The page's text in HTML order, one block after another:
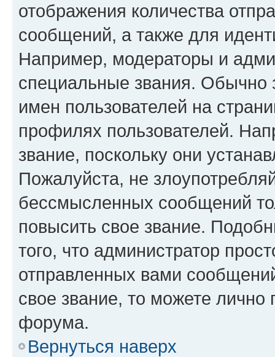
отображения количества
сообщений, а также для
Например, модераторы и
специальные звания. Обычно
имен пользователей на
профилях пользователей.
звание, поскольку они
Пожалуйста, не
бессмысленных сообщений
повысить свое звание.
того, что администратор
отправленных вами
свое звание, то можете лично
форума.
Вернуться наверх